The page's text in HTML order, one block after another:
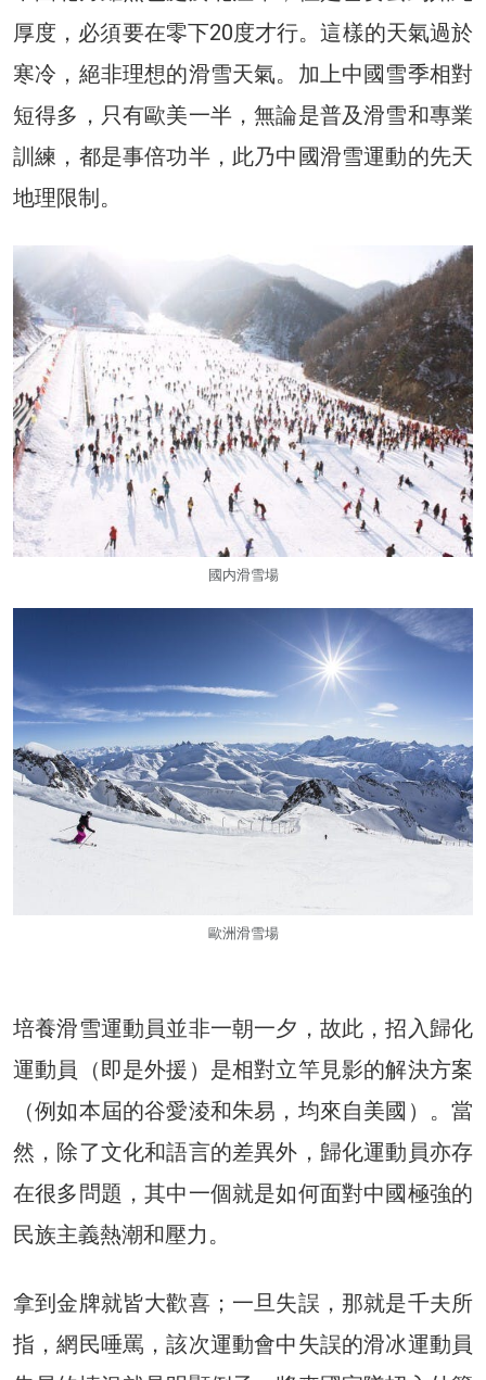
厚度，必須要在零下20度才行。這樣的天氣過於
寒冷，絕非理想的滑雪天氣。加上中國雪季相對
短得多，只有歐美一半，無論是普及滑雪和專業
訓練，都是事倍功半，此乃中國滑雪運動的先天
地理限制。
國内滑雪場
歐洲滑雪場
培養滑雪運動員並非一朝一夕，故此，招入歸化
運動員（即是外援）是相對立竿見影的解決方案
（例如本屆的谷愛淩和朱易，均來自美國）。當
然，除了文化和語言的差異外，歸化運動員亦存
在很多問題，其中一個就是如何面對中國極強的
民族主義熱潮和壓力。
拿到金牌就皆大歡喜；一旦失誤，那就是千夫所
指，網民唾罵，該次運動會中失誤的滑冰運動員